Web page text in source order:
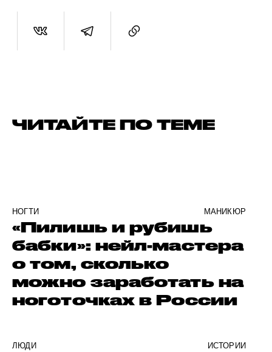
ЧИТАЙТЕ ПО ТЕМЕ
НОГТИ МАНИКЮР
«Пилишь и рубишь
бабки»: нейл-мастера
о том, сколько
можно заработать на
ноготочках в России
ЛЮДИ ИСТОРИИ